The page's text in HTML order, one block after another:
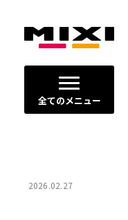
全てのメニュー
2026.02.27